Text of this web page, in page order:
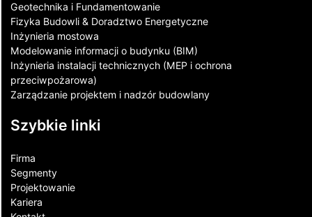
Geotechnika i Fundamentowanie
Fizyka Budowli & Doradztwo Energetyczne
Inżynieria mostowa
Modelowanie informacji o budynku (BIM)
Inżynieria instalacji technicznych (MEP i ochrona
przeciwpożarowa)
Zarządzanie projektem i nadzór budowlany
Szybkie linki
Firma
Segmenty
Projektowanie
Kariera